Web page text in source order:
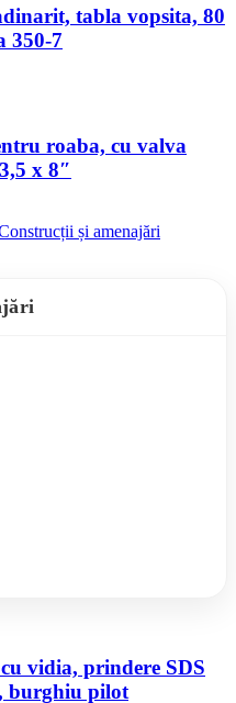
tabla vopsita, 80
350-7
roaba, cu valva
x 8″
și amenajări
vidia, prindere SDS
burghiu pilot